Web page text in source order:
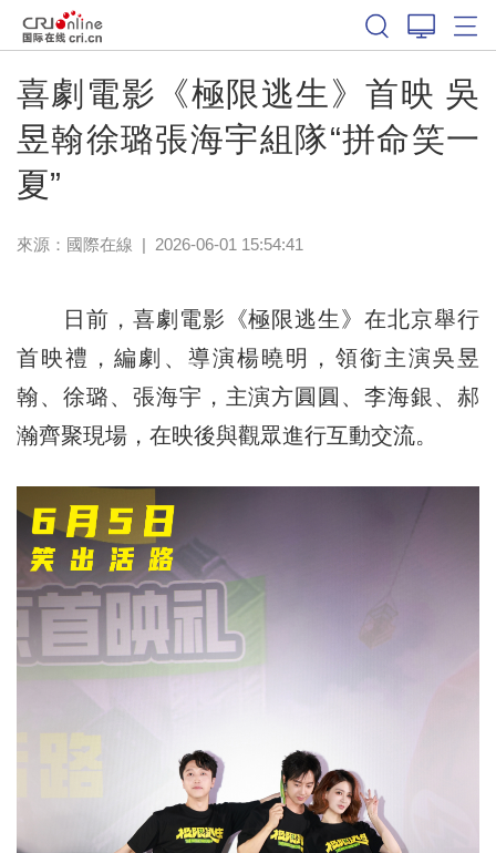
喜劇電影《極限逃生》首映 吳
昱翰徐璐張海宇組隊“拼命笑一
夏”
來源： 國際在線 | 2026-06-01 15:54:41
日前，喜劇電影《極限逃生》在北京舉行
首映禮，編劇、導演楊曉明，領銜主演吳昱
翰、徐璐、張海宇，主演方圓圓、李海銀、郝
瀚齊聚現場，在映後與觀眾進行互動交流。